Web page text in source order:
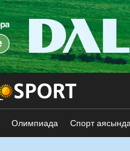
Олимпиада Спорт